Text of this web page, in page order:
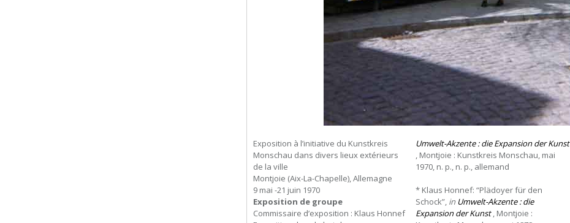
Exposition à l’initiative du Kunstkreis
Monschau dans divers lieux extérieurs
de la ville
Montjoie (Aix-La-Chapelle), Allemagne
9 mai -21 juin 1970
Exposition de groupe
Commissaire d’exposition : Klaus Honnef
Umwelt-Akzente : die Expansion der Kunst
, Montjoie : Kunstkreis Monschau, mai
1970, n. p., n. p., allemand
* Klaus Honnef: “Plädoyer für den
Schock”, in Umwelt-Akzente : die
Expansion der Kunst, Montjoie :